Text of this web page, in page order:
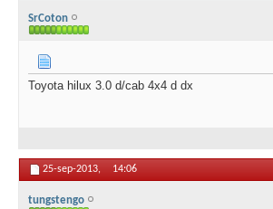
SrCoton
Toyota hilux 3.0 d/cab 4x4 d dx
25-sep-2013, 14:06
tungstengo